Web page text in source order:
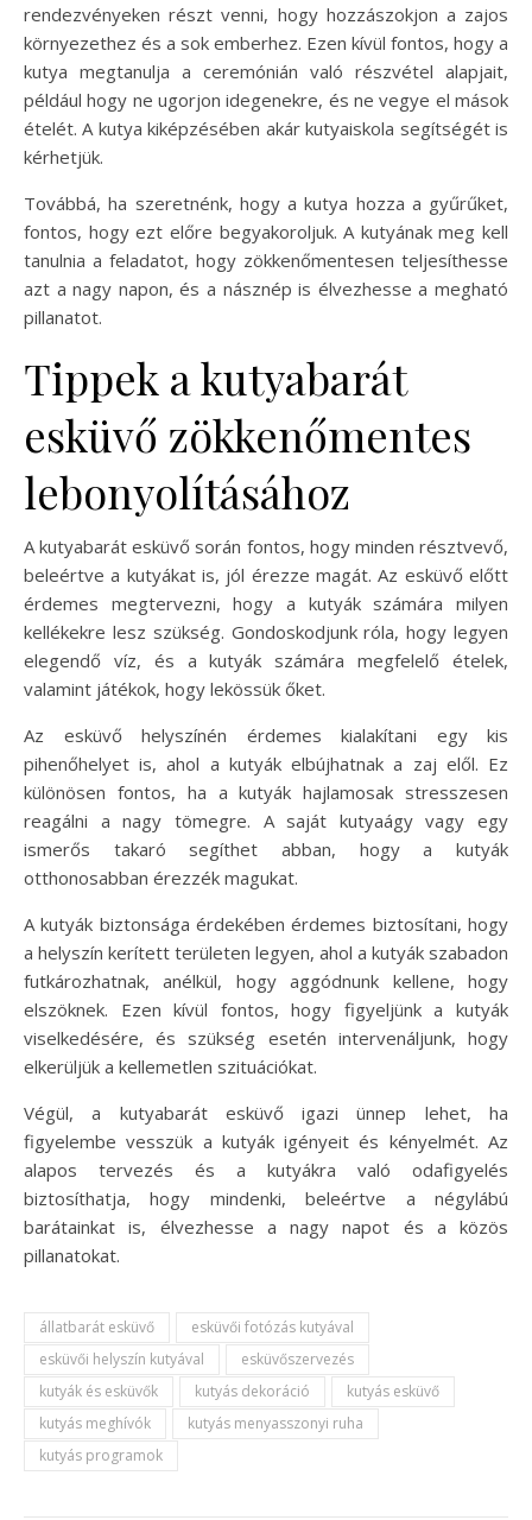
rendezvényeken részt venni, hogy hozzászokjon a zajos
környezethez és a sok emberhez. Ezen kívül fontos, hogy a
kutya megtanulja a ceremónián való részvétel alapjait,
például hogy ne ugorjon idegenekre, és ne vegye el mások
ételét. A kutya kiképzésében akár kutyaiskola segítségét is
kérhetjük.
Továbbá, ha szeretnénk, hogy a kutya hozza a gyűrűket,
fontos, hogy ezt előre begyakoroljuk. A kutyának meg kell
tanulnia a feladatot, hogy zökkenőmentesen teljesíthesse
azt a nagy napon, és a násznép is élvezhesse a megható
pillanatot.
Tippek a kutyabarát
esküvő zökkenőmentes
lebonyolításához
A kutyabarát esküvő során fontos, hogy minden résztvevő,
beleértve a kutyákat is, jól érezze magát. Az esküvő előtt
érdemes megtervezni, hogy a kutyák számára milyen
kellékekre lesz szükség. Gondoskodjunk róla, hogy legyen
elegendő víz, és a kutyák számára megfelelő ételek,
valamint játékok, hogy lekössük őket.
Az esküvő helyszínén érdemes kialakítani egy kis
pihenőhelyet is, ahol a kutyák elbújhatnak a zaj elől. Ez
különösen fontos, ha a kutyák hajlamosak stresszesen
reagálni a nagy tömegre. A saját kutyaágy vagy egy
ismerős takaró segíthet abban, hogy a kutyák
otthonosabban érezzék magukat.
A kutyák biztonsága érdekében érdemes biztosítani, hogy
a helyszín kerített területen legyen, ahol a kutyák szabadon
futkározhatnak, anélkül, hogy aggódnunk kellene, hogy
elszöknek. Ezen kívül fontos, hogy figyeljünk a kutyák
viselkedésére, és szükség esetén intervenáljunk, hogy
elkerüljük a kellemetlen szituációkat.
Végül, a kutyabarát esküvő igazi ünnep lehet, ha
figyelembe vesszük a kutyák igényeit és kényelmét. Az
alapos tervezés és a kutyákra való odafigyelés
biztosíthatja, hogy mindenki, beleértve a négylábú
barátainkat is, élvezhesse a nagy napot és a közös
pillanatokat.
állatbarát esküvő
esküvői fotózás kutyával
esküvői helyszín kutyával
esküvőszervezés
kutyák és esküvők
kutyás dekoráció
kutyás esküvő
kutyás meghívók
kutyás menyasszonyi ruha
kutyás programok